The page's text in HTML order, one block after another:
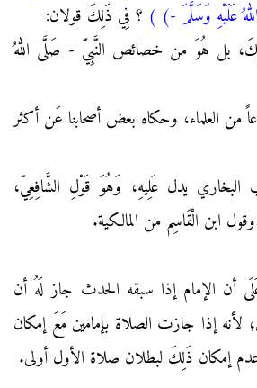
عَلَيْهِ وَسَلَّمَ -) ) ؟ فِي ذَلِكَ قولان:
بل هُوَ من خصائص النَّبِيّ - صَلَّى اللهُ
من العلماء، وحكاه بعض أصحابنا عَن أكثر
البخاري يدل عَلِيهِ، وَهُوَ قَوْلِ الشَّافِعِيّ،
ابن الْقَاسِم من المالكية.
أن الإمام إذا سبقه الحدث جاز لَهُ أن
لأنه إذا جازت الصلاة بإمامين مَعَ إمكان
عدم إمكان ذَلِكَ لبطلان صلاة الأول أولى.